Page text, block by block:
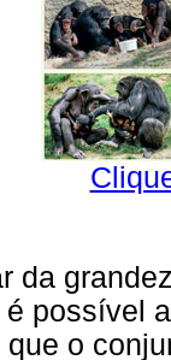
da
possível
o